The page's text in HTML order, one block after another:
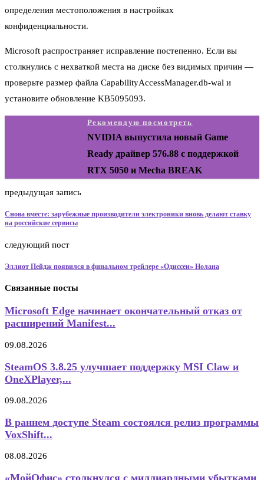
определения местоположения в настройках
конфиденциальности.
Microsoft распространяет исправление постепенно. Если вы
столкнулись с нехваткой места на диске без видимых причин —
проверьте размер файла CapabilityAccessManager.db-wal и
установите обновление KB5095093.
Рекомендую посмотреть
NVIDIA выпустила новый Game
Ready драйвер 576.88 с поддержкой
RTX 5050 и Mecha BREAK
предыдущая запись
Снова вместе: зарубежные производители электроники вновь делают ставку
на российские сервисы
следующий пост
Эллиот Пейдж появился в финальном трейлере «Одиссеи» Нолана
Связанные посты
Microsoft Edge начинает окончательный отказ от
расширений Manifest...
09.08.2026
SteamOS 3.8.25 улучшает поддержку MSI Claw и
OneXPlayer,...
09.08.2026
В раннем доступе Steam состоялся релиз программы
VoxShift...
08.08.2026
«МойОфис» столкнулся с миллиардными убытками